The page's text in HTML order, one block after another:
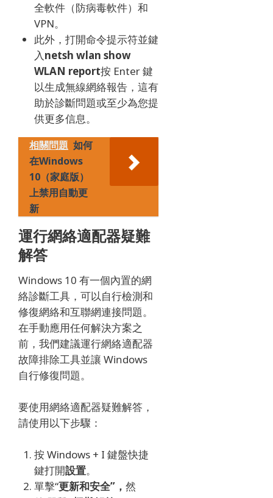
全軟件（防病毒軟件）和
VPN。
此外，打開命令提示符並鍵
入netsh wlan show
WLAN report按 Enter 鍵
以生成無線網絡報告，這有
助於診斷問題或至少為您提
供更多信息。
相關問題 如何
在Windows
10（家庭版）
上禁用自動更
新
運行網絡適配器疑難
解答
Windows 10 有一個內置的網
絡診斷工具，可以自行檢測和
修復網絡和互聯網連接問題。
在手動應用任何解決方案之
前，我們建議運行網絡適配器
故障排除工具並讓 Windows
自行修復問題。
要使用網絡適配器疑難解答，
請使用以下步驟：
按 Windows + I 鍵盤快捷
鍵打開設置。
單擊“更新和安全”， 然